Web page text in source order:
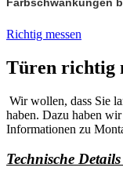
Farbschwankungen
Richtig messen
Türen richtig
Wir wollen, dass Sie
haben. Dazu haben
Informationen zu
Technische